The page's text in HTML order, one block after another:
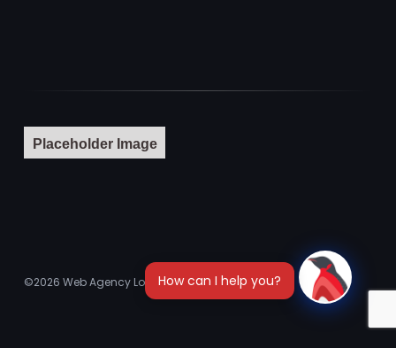
Placeholder Image
©2026 Web Agency London